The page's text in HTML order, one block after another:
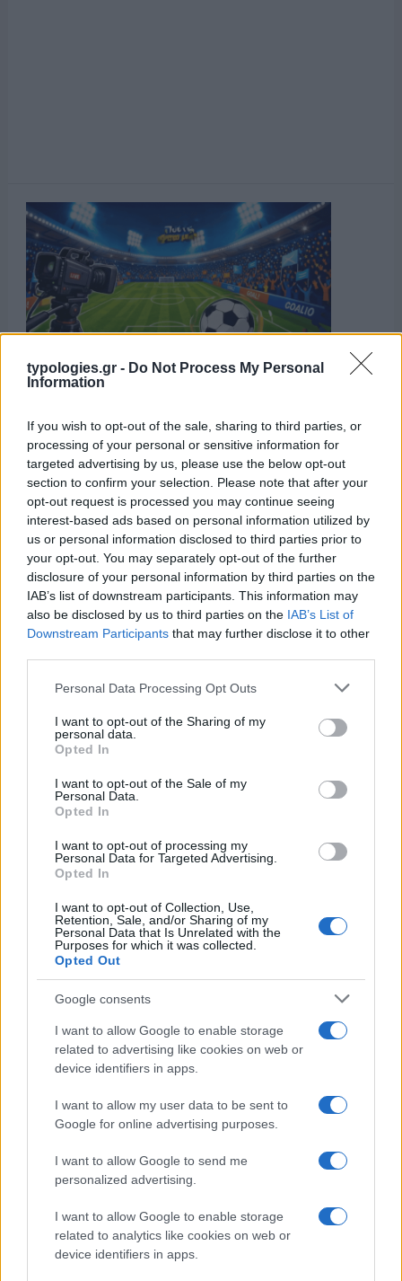
typologies.gr - Do Not Process My Personal
Information
If you wish to opt-out of the sale, sharing to third parties, or
processing of your personal or sensitive information for
targeted advertising by us, please use the below opt-out
section to confirm your selection. Please note that after your
opt-out request is processed you may continue seeing
interest-based ads based on personal information utilized by
us or personal information disclosed to third parties prior to
your opt-out. You may separately opt-out of the further
disclosure of your personal information by third parties on the
IAB’s list of downstream participants. This information may
also be disclosed by us to third parties on the IAB’s List of
Downstream Participants that may further disclose it to other
Please note that this website/app uses one or more Google
not limited to your visit or usage behaviour. You may click to
grant or deny consent to Google and its third-party tags to
use your data for below specified purposes in below Google
consent section.
Personal Data Processing Opt Outs
I want to opt-out of the Sharing of my
personal data.
Opted In
I want to opt-out of the Sale of my
Personal Data.
Opted In
I want to opt-out of processing my
Personal Data for Targeted Advertising.
Opted In
I want to opt-out of Collection, Use,
Retention, Sale, and/or Sharing of my
Personal Data that Is Unrelated with the
Purposes for which it was collected.
Opted Out
Google consents
I want to allow Google to enable storage
related to advertising like cookies on web or
device identifiers in apps.
I want to allow my user data to be sent to
Google for online advertising purposes.
I want to allow Google to send me
personalized advertising.
I want to allow Google to enable storage
related to analytics like cookies on web or
device identifiers in apps.
της Ζωής μας
Οι άνθρωποι, οι αυθεντικές ιστορίες,
το ελληνικό καλοκαίρι και ένας
πολιτισμός που μας ενώνει κάθε μέρα.